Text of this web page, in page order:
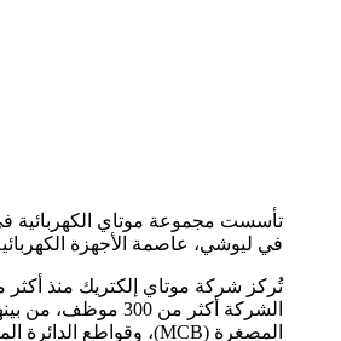
في ليوشي، عاصمة الأجهزة
تُركز شركة موتاي إلكتريك منذ